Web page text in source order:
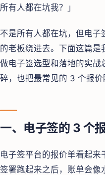
所有人都在坑我？」
不是所有人都在坑，但电
的老板绕进去。下面这篇
做电子签选型和落地的实
碎，也把最常见的 3 个报价
一、电子签的 3 个
电子签平台的报价单看起
签署跑起来之后，账单会像